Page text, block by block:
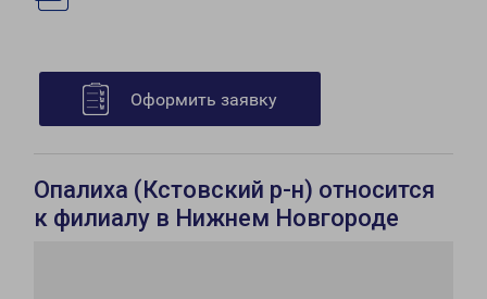
Оформить заявку
Опалиха (Кстовский р-н) относится
к филиалу в Нижнем Новгороде